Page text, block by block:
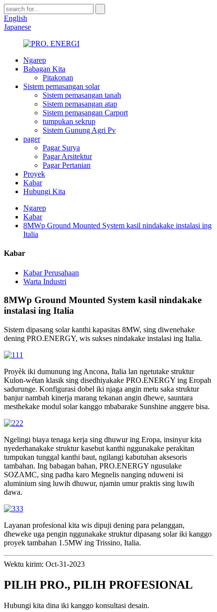
English
Japanese
Ngarep
Babagan Kita
Pitakonan
Sistem pemasangan solar
Sistem pemasangan tanah
Sistem pemasangan atap
Sistem pemasangan Carport
tumpukan sekrup
Sistem Gunung Agri Pv
pager
Pagar Surya
Pagar Arsitektur
Pagar Pertanian
Proyek
Kabar
Hubungi Kita
Ngarep
Kabar
8MWp Ground Mounted System kasil nindakake instalasi ing
Italia
Kabar
Kabar Perusahaan
Warta Industri
8MWp Ground Mounted System kasil nindakake
instalasi ing Italia
Sistem dipasang solar kanthi kapasitas 8MW, sing diwenehake
dening PRO.ENERGY, wis sukses nindakake instalasi ing Italia.
Proyèk iki dumunung ing Ancona, Italia lan ngetutake struktur
Kulon-wétan klasik sing disedhiyakake PRO.ENERGY ing Eropah
sadurunge. Konfigurasi dobel iki njaga angin metu saka struktur
banjur nambah kinerja marang tekanan angin dhewe, sauntara
mesthekake modul solar kanggo mbabarake Sunshine anggere bisa.
Ngelingi biaya tenaga kerja sing dhuwur ing Eropa, insinyur kita
nyederhanakake struktur kasebut kanthi nggunakake perakitan
tumpukan tunggal kanthi baut, ngilangi kabutuhan aksesoris
tambahan. Ing babagan bahan, PRO.ENERGY ngusulake
SOZAMC, sing padha karo Megnelis nanging nduweni isi
aluminium sing luwih dhuwur, njamin umur praktis sing luwih
dawa.
Layanan profesional kita wis dipuji dening para pelanggan,
dheweke uga pengin nggunakake struktur dipasang solar iki kanggo
proyek tambahan 1.5MW ing Trissino, Italia.
Wektu kirim: Oct-31-2023
PILIH PRO., PILIH PROFESIONAL
Hubungi kita dina iki kanggo konsultasi desain.